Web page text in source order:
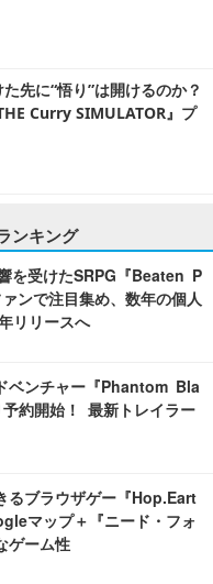
先に“悟り”は開けるのか？
Curry SIMULATOR』プ
ンキング
を受けたSRPG『Beaten P
ンで注目集め、数年の個人
リリースへ
ベンチャー『Phantom Bla
約開始！ 最新トレイラー
るブラウザゲー『Hop.Eart
マップ＋『ニード・フォ
ゲーム性